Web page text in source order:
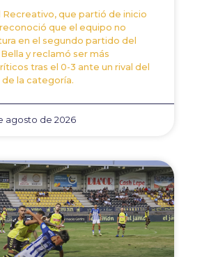
Recreativo, que partió de inicio
que el equipo no
en el segundo partido del
y reclamó ser más
tras el 0-3 ante un rival del
la categoría.
agosto de 2026